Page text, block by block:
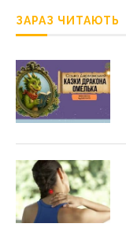
ЗАРАЗ ЧИТАЮТЬ